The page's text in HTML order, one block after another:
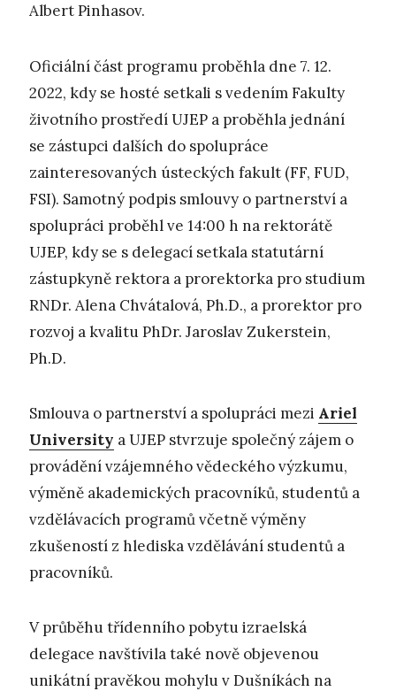
Albert Pinhasov.
Oficiální část programu proběhla dne 7. 12.
2022, kdy se hosté setkali s vedením Fakulty
životního prostředí UJEP a proběhla jednání
se zástupci dalších do spolupráce
zainteresovaných ústeckých fakult (FF, FUD,
FSI). Samotný podpis smlouvy o partnerství a
spolupráci proběhl ve 14:00 h na rektorátě
UJEP, kdy se s delegací setkala statutární
zástupkyně rektora a prorektorka pro studium
RNDr. Alena Chvátalová, Ph.D., a prorektor pro
rozvoj a kvalitu PhDr. Jaroslav Zukerstein,
Ph.D.
Smlouva o partnerství a spolupráci mezi Ariel
University a UJEP stvrzuje společný zájem o
provádění vzájemného vědeckého výzkumu,
výměně akademických pracovníků, studentů a
vzdělávacích programů včetně výměny
zkušeností z hlediska vzdělávání studentů a
pracovníků.
V průběhu třídenního pobytu izraelská
delegace navštívila také nově objevenou
unikátní pravěkou mohylu v Dušníkách na